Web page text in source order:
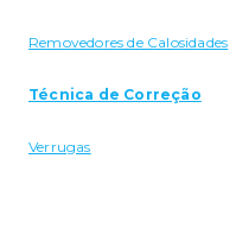
Removedores de Calosidades
Técnica de Correção
Verrugas